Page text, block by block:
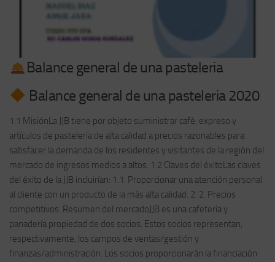
Balance general de una pasteleria
Balance general de una pasteleria 2020
1.1 MisiónLa JJB tiene por objeto suministrar café, expreso y
artículos de pastelería de alta calidad a precios razonables para
satisfacer la demanda de los residentes y visitantes de la región del
mercado de ingresos medios a altos. 1.2 Claves del éxitoLas claves
del éxito de la JJB incluirían: 1.1. Proporcionar una atención personal
al cliente con un producto de la más alta calidad. 2. 2. Precios
competitivos. Resumen del mercadoJJB es una cafetería y
panadería propiedad de dos socios. Estos socios representan,
respectivamente, los campos de ventas/gestión y
finanzas/administración. Los socios proporcionarán la financiación